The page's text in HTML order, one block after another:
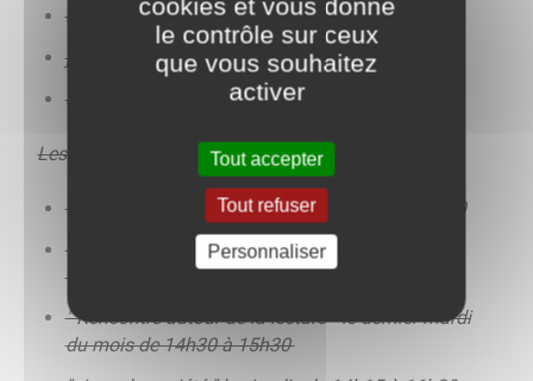
mercredi de 11h à 17h
jeudi et vendredi de 14h à 17h
samedi de 10 h à 12 h
Les animations :
" Atelier mémoire " les mardis de 14h15 à 16h30
" Archives " le 1er mercredi du mois de 14h15 à
16h
" Rencontre autour de la lecture " le dernier mardi
du mois de 14h30 à 15h30
cookies et vous donne
le contrôle sur ceux
que vous souhaitez
activer
Tout accepter
Tout refuser
Personnaliser